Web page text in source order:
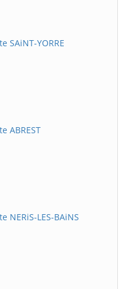
SAiNT-YORRE
ABREST
LES-BAiNS